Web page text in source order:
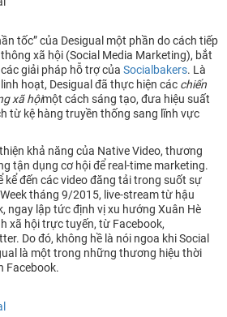
tốc” của Desigual một phần do cách tiếp
xã hội (Social Media Marketing), bắt
giải pháp hỗ trợ của Socialbakers. Là
hoạt, Desigual đã thực hiện các chiến
xã hộimột cách sáng tạo, đưa hiệu suất
từ kệ hàng truyền thống sang lĩnh vực
khả năng của Native Video, thương
tận dụng cơ hội để real-time marketing.
kể đến các video đăng tải trong suốt sự
tháng 9/2015, live-stream từ hậu
ngay lập tức định vị xu hướng Xuân Hè
xã hội trực tuyến, từ Facebook,
Do đó, không hề là nói ngoa khi Social
là một trong những thương hiệu thời
Facebook.